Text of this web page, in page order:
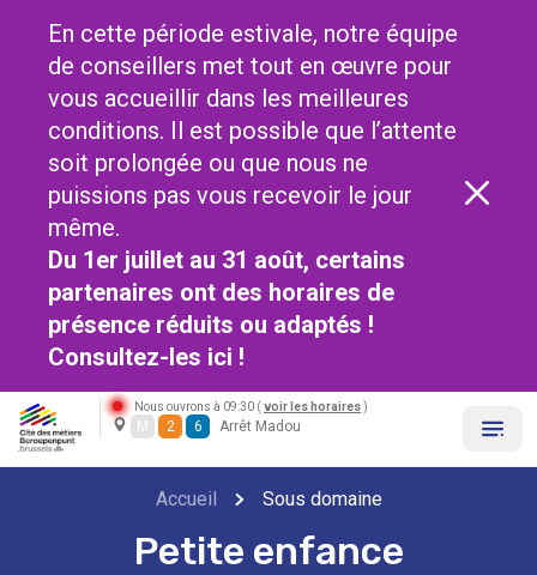
En cette période estivale, notre équipe
de conseillers met tout en œuvre pour
vous accueillir dans les meilleures
conditions. Il est possible que l’attente
soit prolongée ou que nous ne
puissions pas vous recevoir le jour
même.
Du 1er juillet au 31 août, certains
partenaires ont des horaires de
présence réduits ou adaptés !
Consultez-les ici !
Nous ouvrons à 09:30 ( voir les horaires )
M 2 6 Arrêt Madou
Accueil Sous domaine
Petite enfance